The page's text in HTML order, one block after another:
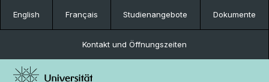
English Français Studienangebote Dokumente
Kontakt und Öffnungszeiten